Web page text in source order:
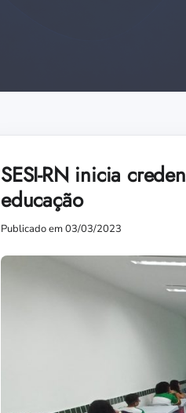
SESI-RN inicia
educação
Publicado em 03/03/2023